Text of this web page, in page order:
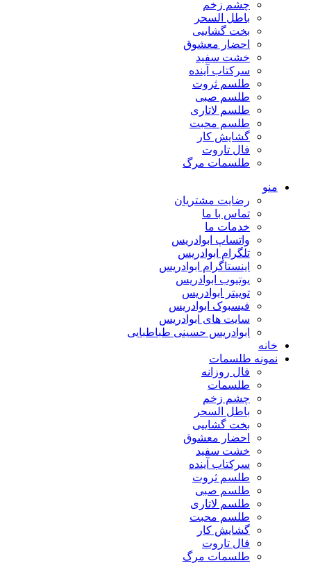
چشم زخم
باطل السحر
بخت گشاییی
احضار معشوق
خشت سفید
سرکتاب آینده
طلسم ثروت
طلسم صبی
طلسم لاتاری
طلسم محبت
گشایش کار
فال تاروت
طلسمات مرگ
منو
رضایت مشتریان
تماس با ما
خدمات ما
واتساپ ابوادریس
تلگرام ابوادریس
اینستاگرام ابوادریس
یوتیوب ابوادریس
توییتر ابوادریس
فیسبوک ابوادریس
سایت های ابوادریس
ابوادریس حسینی طباطبایی
خانه
نمونه طلسمات
فال روزانه
طلسمات
چشم زخم
باطل السحر
بخت گشاییی
احضار معشوق
خشت سفید
سرکتاب آینده
طلسم ثروت
طلسم صبی
طلسم لاتاری
طلسم محبت
گشایش کار
فال تاروت
طلسمات مرگ